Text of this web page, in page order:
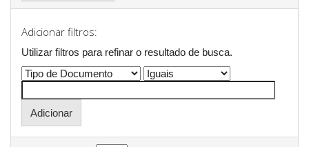
Adicionar filtros:
Utilizar filtros para refinar o resultado de busca.